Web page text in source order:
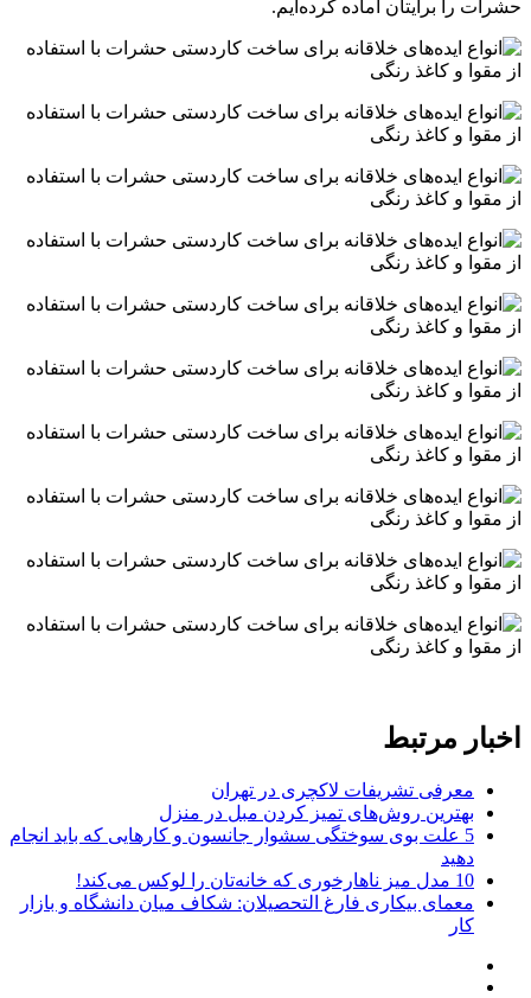
حشرات را برایتان آماده کرده‌ایم.
اخبار مرتبط
معرفی تشریفات لاکچری در تهران
بهترین روش‌های تمیز کردن مبل در منزل
5 علت بوی سوختگی سشوار جانسون و کارهایی که باید انجام
دهید
10 مدل میز ناهارخوری که خانه‌تان را لوکس می‌کند!
معمای بیکاری فارغ التحصیلان: شکاف میان دانشگاه و بازار
کار